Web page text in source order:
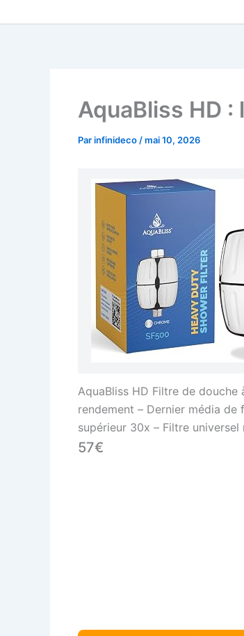
AquaBliss HD
Parinfinideco /mai 10, 2026
AquaBliss HD Filtre de douche
rendement – Dernier média de
supérieur 30x – Filtre
pour pommeau de douche pour
57€